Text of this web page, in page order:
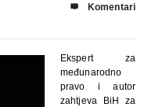
 Komentari
Ekspert za
međunarodno
pravo i autor
zahtjeva BiH za